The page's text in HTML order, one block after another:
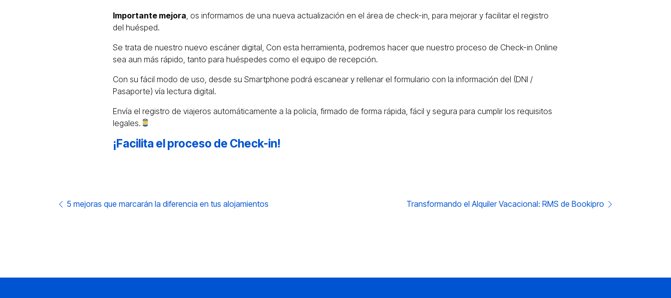
Importante mejora , os informamos de una nueva actualización en el área de check-in, para mejorar y facilitar el registro
del huésped.
Se trata de nuestro nuevo escáner digital, Con esta herramienta, podremos hacer que nuestro proceso de Check-in Online
sea aun más rápido, tanto para huéspedes como el equipo de recepción.
Con su fácil modo de uso, desde su Smartphone podrá escanear y rellenar el formulario con la información del (DNI /
Pasaporte) vía lectura digital.
Envía el registro de viajeros automáticamente a la policía, firmado de forma rápida, fácil y segura para cumplir los requisitos
legales.
¡Facilita el proceso de Check-in!
Post navigation
5 mejoras que marcarán la diferencia en tus alojamientos Transformando el Alquiler Vacacional: RMS de Bookipro